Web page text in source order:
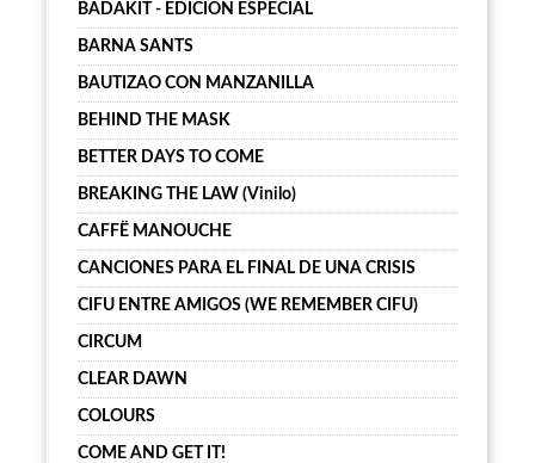
BADAKIT - EDICIÓN ESPECIAL
BARNA SANTS
BAUTIZAO CON MANZANILLA
BEHIND THE MASK
BETTER DAYS TO COME
BREAKING THE LAW (Vinilo)
CAFFË MANOUCHE
CANCIONES PARA EL FINAL DE UNA CRISIS
CIFU ENTRE AMIGOS (WE REMEMBER CIFU)
CIRCUM
CLEAR DAWN
COLOURS
COME AND GET IT!